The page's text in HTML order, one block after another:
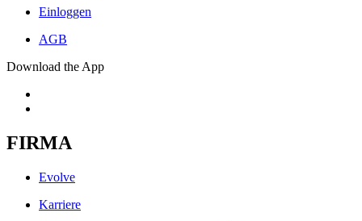
Einloggen
AGB
Download the App
FIRMA
Evolve
Karriere